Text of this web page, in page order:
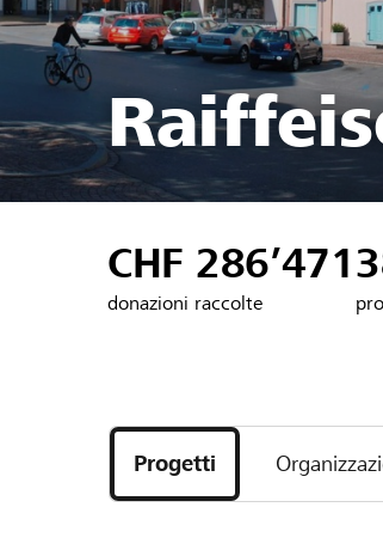
CHF 286’471
donazioni raccolte
i
progetti
e
Progetti